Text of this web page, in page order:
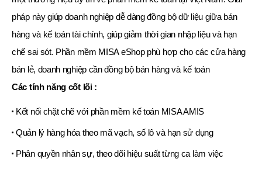
pháp này giúp doanh nghiệp dễ dàng đồng bộ dữ liệu giữa bán
hàng và kế toán tài chính, giúp giảm thời gian nhập liệu và hạn
chế sai sót. Phần mềm MISA eShop phù hợp cho các cửa hàng
bán lẻ, doanh nghiệp cần đồng bộ bán hàng và kế toán
Các tính năng cốt lõi :
Kết nối chặt chẽ với phần mềm kế toán MISA AMIS
Quản lý hàng hóa theo mã vạch, số lô và hạn sử dụng
Phân quyền nhân sự, theo dõi hiệu suất từng ca làm việc